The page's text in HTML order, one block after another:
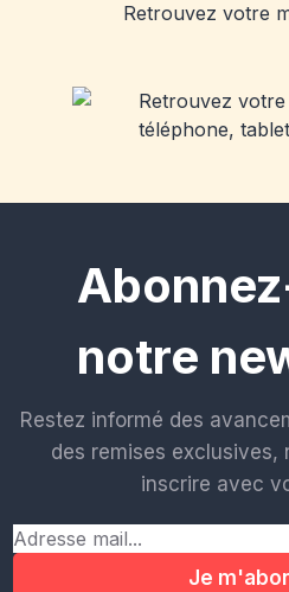
Retrouvez votre
notre
Restez informé des
des remises exclusives,
inscrire avec
Je